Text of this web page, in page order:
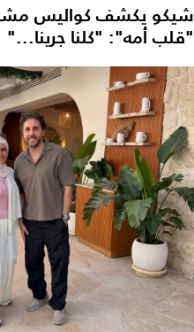
شيكو يكشف كواليس
"قلب أمه": "كلنا جرينا..."